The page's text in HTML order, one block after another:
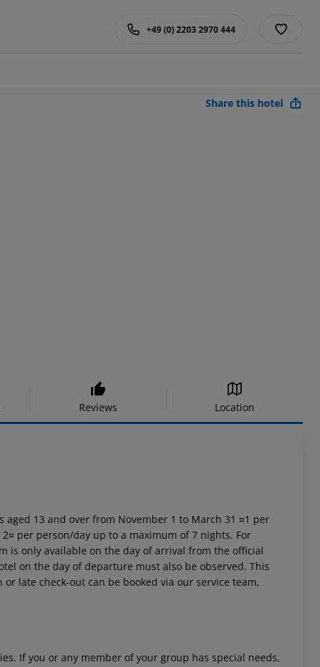
+49 (0) 2203 2970 444
Share this hotel
Reviews Location
13 and over from November 1 to March 31 ¤1 per
per person/day up to a maximum of 7 nights. For
is only available on the day of arrival from the official
on the day of departure must also be observed. This
late check-out can be booked via our service team,
If you or any member of your group has special needs,